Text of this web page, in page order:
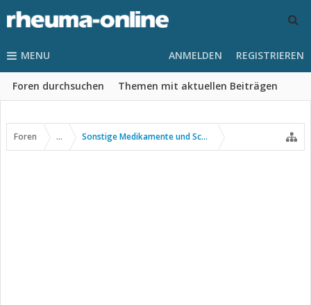
MENU
Foren durchsuchen Themen mit aktuellen Beiträgen
ANMELDEN REGISTRIEREN
Foren ... Sonstige Medikamente und Schmerztherapie